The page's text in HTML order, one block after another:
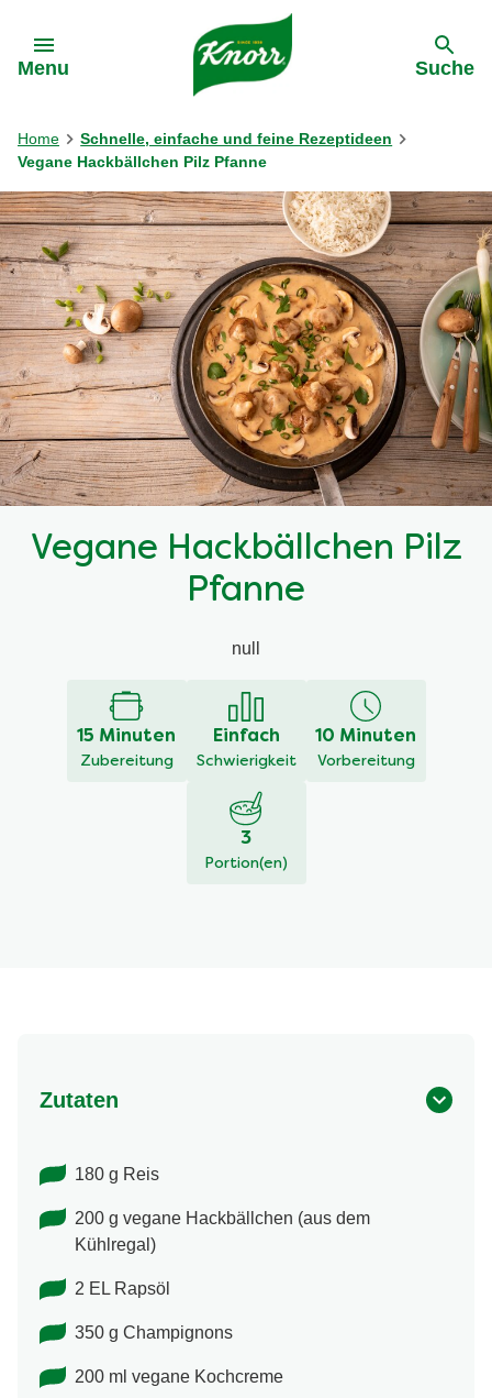
Menu Suche
Home
Schnelle, einfache und feine Rezeptideen
Vegane Hackbällchen Pilz Pfanne
Vegane Hackbällchen Pilz
Pfanne
null
15 Minuten
Zubereitung
Einfach
Schwierigkeit
10 Minuten
Vorbereitung
3
Portion(en)
Zutaten
180 g Reis
200 g vegane Hackbällchen (aus dem
Kühlregal)
2 EL Rapsöl
350 g Champignons
200 ml vegane Kochcreme